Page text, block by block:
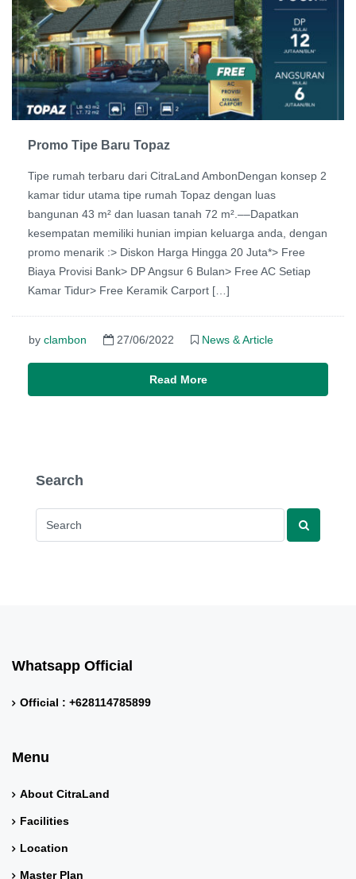
Promo Tipe Baru Topaz
Tipe rumah terbaru dari CitraLand AmbonDengan konsep 2
kamar tidur utama tipe rumah Topaz dengan luas
bangunan 43 m² dan luasan tanah 72 m².––Dapatkan
kesempatan memiliki hunian impian keluarga anda, dengan
promo menarik :> Diskon Harga Hingga 20 Juta*> Free
Biaya Provisi Bank> DP Angsur 6 Bulan> Free AC Setiap
Kamar Tidur> Free Keramik Carport […]
by clambon 27/06/2022 News & Article
Read More
Search
Whatsapp Official
Official : +628114785899
Menu
About CitraLand
Facilities
Location
Master Plan